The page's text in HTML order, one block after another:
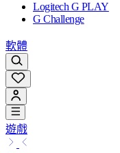
Logitech G PLAY
G Challenge
軟體
遊戲